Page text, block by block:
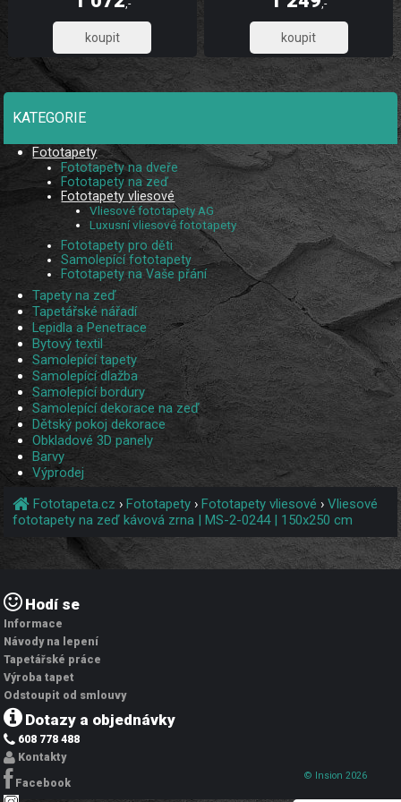
ze 2 pruhů.
,-
885,95
,-
1 032,23
KATEGORIE
Fototapety
Fototapety na dveře
Fototapety na zeď
Fototapety vliesové
Vliesové fototapety AG
Luxusní vliesové fototapety
Fototapety pro děti
Samolepící fototapety
Fototapety na Vaše přání
Tapety na zeď
Tapetářské nářadí
Lepidla a Penetrace
Bytový textil
Samolepící tapety
Samolepící dlažba
Samolepící bordury
Samolepící dekorace na zeď
Dětský pokoj dekorace
Obkladové 3D panely
Barvy
Výprodej
Fototapeta.cz ›Fototapety ›Fototapety vliesové ›Vliesové
fototapety na zeď kávová zrna | MS-2-0244 | 150x250 cm
Hodí se
Informace
Návody na lepení
Tapetářské práce
Výroba tapet
Odstoupit od smlouvy
Dotazy a objednávky
608 778 488
Kontakty
Facebook
© Insion 2026